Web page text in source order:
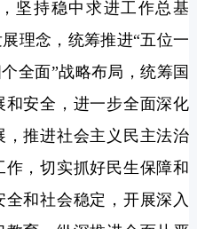
坚持稳中求进工作总基
理念，统筹推进“五位一
全面”战略布局，统筹国
安全，进一步全面深化
推进社会主义民主法治
，切实抓好民生保障和
和社会稳定，开展深入